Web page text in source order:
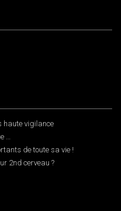
haute vigilance
…
de toute sa vie !
2nd cerveau ?